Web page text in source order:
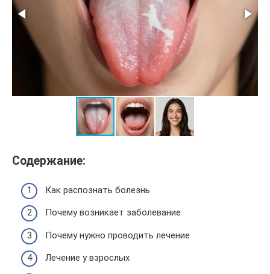
Содержание:
Как распознать болезнь
Почему возникает заболевание
Почему нужно проводить лечение
Лечение у взрослых